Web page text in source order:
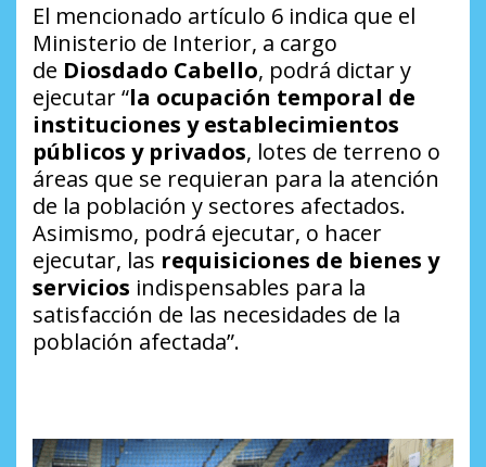
El mencionado artículo 6 indica que el
Ministerio de Interior, a cargo
de Diosdado Cabello, podrá dictar y
ejecutar “la ocupación temporal de
instituciones y establecimientos
públicos y privados, lotes de terreno o
áreas que se requieran para la atención
de la población y sectores afectados.
Asimismo, podrá ejecutar, o hacer
ejecutar, las requisiciones de bienes y
servicios indispensables para la
satisfacción de las necesidades de la
población afectada”.